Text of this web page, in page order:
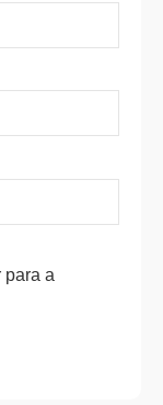
para a